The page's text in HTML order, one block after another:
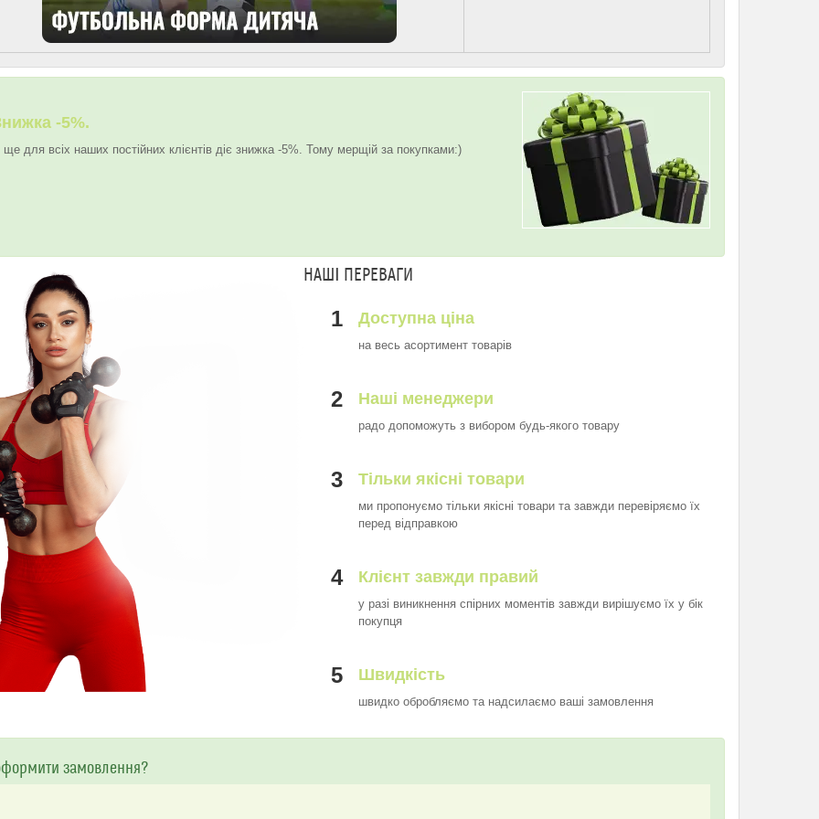
-5%.
для всіх наших постійних клієнтів діє знижка -5%. Тому мерщій за покупками:)
НАШІ ПЕРЕВАГИ
1 Доступна ціна
на весь асортимент товарів
2 Наші менеджери
радо допоможуть з вибором будь-якого товару
3 Тільки якісні товари
ми пропонуємо тільки якісні товари та завжди перевіряємо їх
перед відправкою
4 Клієнт завжди правий
у разі виникнення спірних моментів завжди вирішуємо їх у бік
покупця
5 Швидкість
швидко обробляємо та надсилаємо ваші замовлення
замовлення?